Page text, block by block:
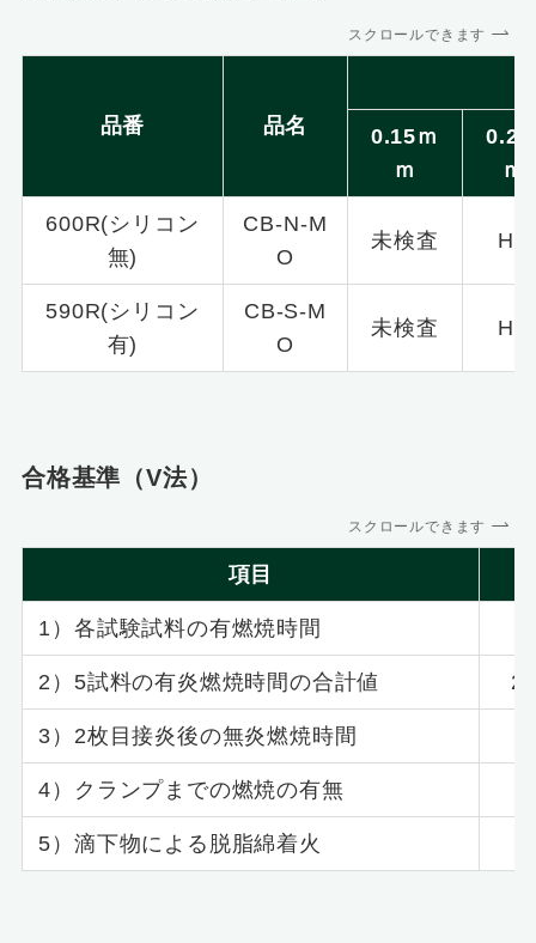
スクロールできます
品番 品名
0.15ｍ
ｍ
0.2
ｍ
600R(シリコン
無)
CB-N-M
O
未検査 HB
590R(シリコン
有)
CB-S-M
O
未検査 HB
合格基準（V法）
スクロールできます
項目
1）各試験試料の有燃焼時間
2）5試料の有炎燃焼時間の合計値
3）2枚目接炎後の無炎燃焼時間
4）クランプまでの燃焼の有無
5）滴下物による脱脂綿着火